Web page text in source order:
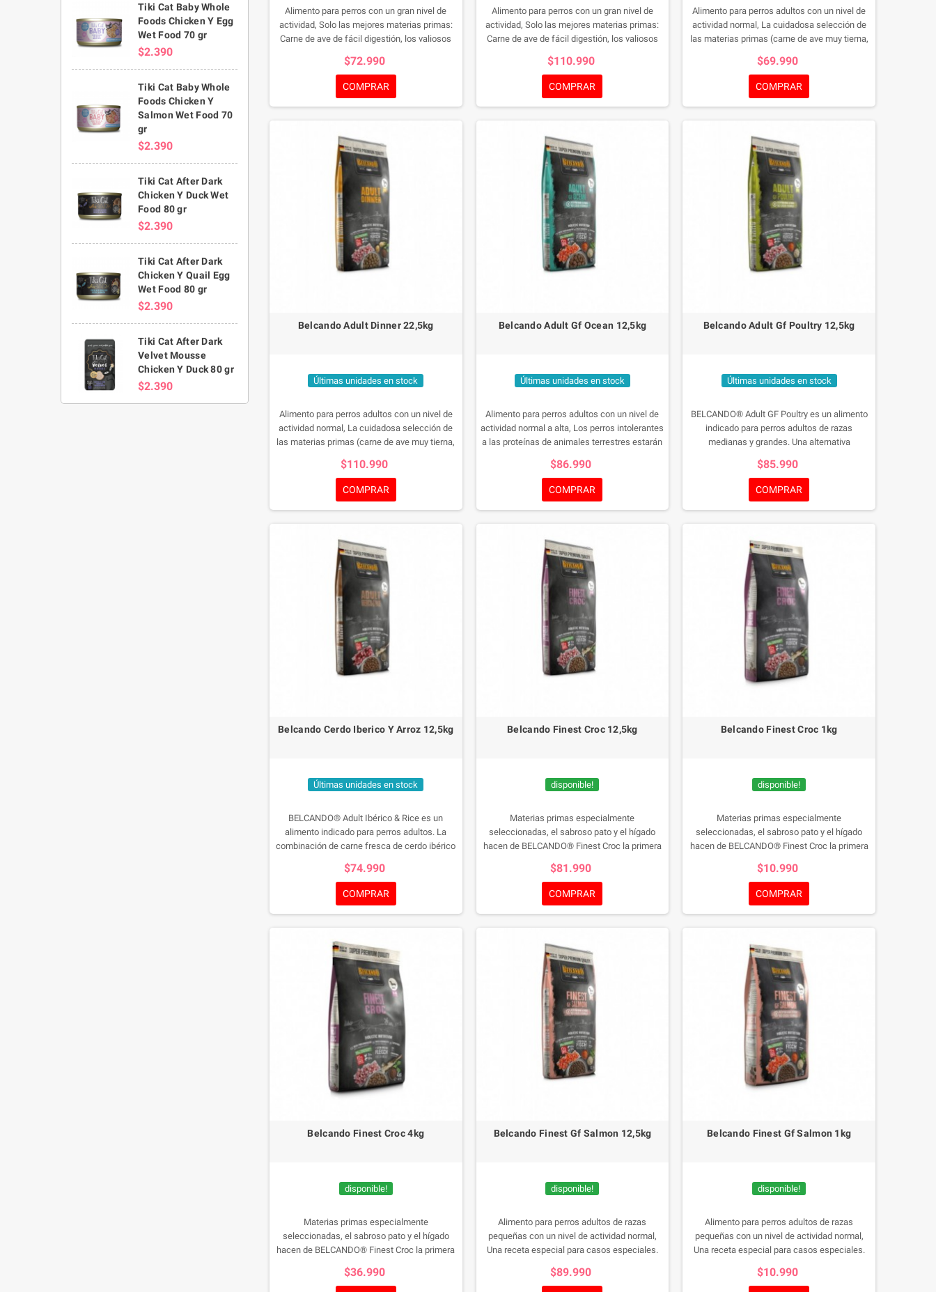
Tiki Cat Baby Whole
Foods Chicken Y Egg
Wet Food 70 gr
$2.390
Tiki Cat Baby Whole
Foods Chicken Y
Salmon Wet Food 70
gr
$2.390
Tiki Cat After Dark
Chicken Y Duck Wet
Food 80 gr
$2.390
Tiki Cat After Dark
Chicken Y Quail Egg
Wet Food 80 gr
$2.390
Tiki Cat After Dark
Velvet Mousse
Chicken Y Duck 80 gr
$2.390
Alimento para perros con un gran nivel de
actividad, Solo las mejores materias primas:
Carne de ave de fácil digestión, los valiosos
y saludables granos de algarroba, que aportan
hacen de BELCANDO® Adult Active un
alimento completo para los perros que aman el
$72.990
COMPRAR
Alimento para perros con un gran nivel de
actividad, Solo las mejores materias primas:
Carne de ave de fácil digestión, los valiosos
y saludables granos de algarroba, que aportan
hacen de BELCANDO® Adult Active un
alimento completo para los perros que aman el
$110.990
COMPRAR
Alimento para perros adultos con un nivel de
actividad normal, La cuidadosa selección de
las materias primas (carne de ave muy tierna,
prensada en frío) hace que la combinación de
ideal para perros adultos.
$69.990
COMPRAR
Belcando Adult Dinner 22,5kg
Últimas unidades en stock
Alimento para perros adultos con un nivel de
actividad normal, La cuidadosa selección de
las materias primas (carne de ave muy tierna,
prensada en frío) hace que la combinación de
nutrientes de BELCANDO® Adult Dinner sea
ideal para perros adultos.
$110.990
COMPRAR
Belcando Adult Gf Ocean 12,5kg
Últimas unidades en stock
Alimento para perros adultos con un nivel de
actividad normal a alta, Los perros intolerantes
a las proteínas de animales terrestres estarán
protein» sin cereales. Que contiene
exclusivamente proteínas de animales
$86.990
COMPRAR
Belcando Adult Gf Poultry 12,5kg
Últimas unidades en stock
BELCANDO® Adult GF Poultry es un alimento
indicado para perros adultos de razas
medianas y grandes. Una alternativa
al gluten o a los cereales. En esta receta los
cereales se sustituyen por amaranto de alta
calidad. El amaranto es una de las primeras
plantas útiles utilizadas por el hombre y ya era
propiedades energéticas. Gracias a la
combinación con kril --que es una gran fuente
de nutrientes como los ácidos grasos omega
3--, se consigue una fórmula perfectamente
equilibrada. Con un bajo contenido en
proteínas y grasas, BELCANDO® Adult GF
Poultry se ajusta a las necesidades de los
perros con una actividad normal.
$85.990
COMPRAR
Belcando Cerdo Iberico Y Arroz 12,5kg
Últimas unidades en stock
BELCANDO® Adult Ibérico & Rice es un
alimento indicado para perros adultos. La
combinación de carne fresca de cerdo ibérico
una autentica experiencia de sabor. La
silvestres, crea es sabor tan único. Se
superfoods como semillas de chía con
sustancias mucilaginosas naturales y un 20%
de Omega 3. Gracias a esto la variedad está
perfectamente adaptada a las necesidades de
perros adultos.
$74.990
COMPRAR
Belcando Finest Croc 12,5kg
disponible!
Materias primas especialmente
seleccionadas, el sabroso pato y el hígado
hacen de BELCANDO® Finest Croc la primera
exquisitos.
$81.990
COMPRAR
Belcando Finest Croc 1kg
disponible!
Materias primas especialmente
seleccionadas, el sabroso pato y el hígado
hacen de BELCANDO® Finest Croc la primera
exquisitos.
$10.990
COMPRAR
Belcando Finest Croc 4kg
disponible!
Materias primas especialmente
seleccionadas, el sabroso pato y el hígado
hacen de BELCANDO® Finest Croc la primera
exquisitos.
$36.990
Belcando Finest Gf Salmon 12,5kg
disponible!
Alimento para perros adultos de razas
pequeñas con un nivel de actividad normal,
Una receta especial para casos especiales.
pescado, esta receta sin cereales también es
$89.990
Belcando Finest Gf Salmon 1kg
disponible!
Alimento para perros adultos de razas
pequeñas con un nivel de actividad normal,
Una receta especial para casos especiales.
pescado, esta receta sin cereales también es
$10.990